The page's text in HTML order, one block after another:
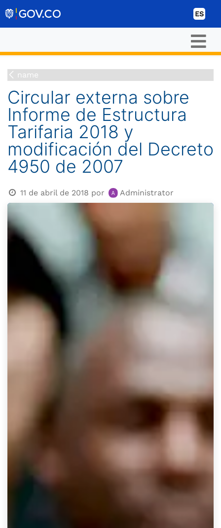
ES
name
Circular externa sobre
Informe de Estructura
Tarifaria 2018 y
modificación del Decreto
4950 de 2007
11 de abril de 2018 por Administrator